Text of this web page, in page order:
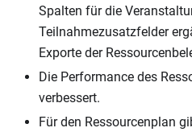
Spalten für die
Teilnahmezusatzfelder
Exporte der
Die Performance des
verbessert.
Für den Ressourcenplan